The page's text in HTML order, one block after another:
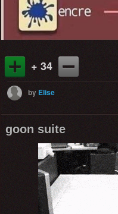
+ 34
by Elise
goon suite